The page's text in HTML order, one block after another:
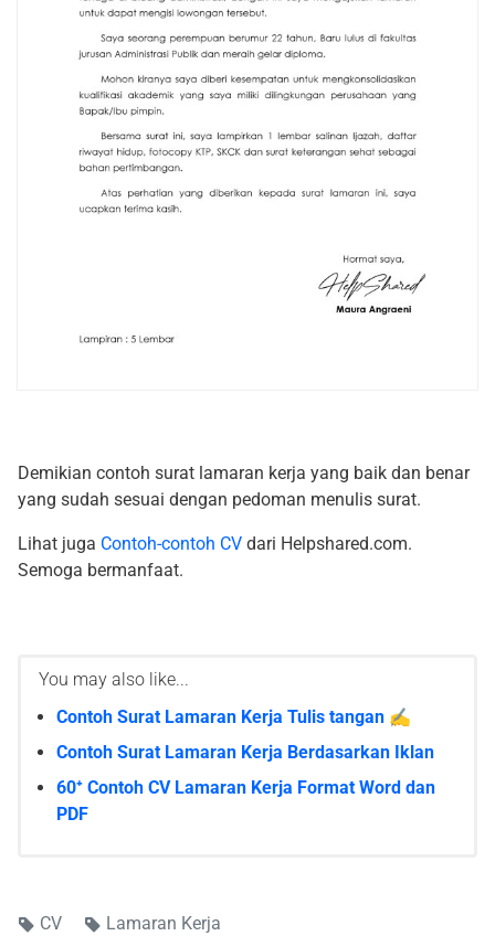
Demikian contoh surat lamaran kerja yang baik dan benar
yang sudah sesuai dengan pedoman menulis surat.
Lihat juga Contoh-contoh CV dari Helpshared.com.
Semoga bermanfaat.
You may also like...
Contoh Surat Lamaran Kerja Tulis tangan ✍️
Contoh Surat Lamaran Kerja Berdasarkan Iklan
60⁺ Contoh CV Lamaran Kerja Format Word dan
PDF
CV Lamaran Kerja